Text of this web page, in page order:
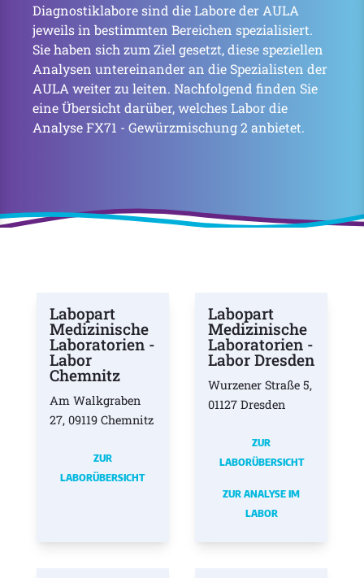
Diagnostiklabore sind die Labore der AULA
jeweils in bestimmten Bereichen spezialisiert.
Sie haben sich zum Ziel gesetzt, diese speziellen
Analysen untereinander an die Spezialisten der
AULA weiter zu leiten. Nachfolgend finden Sie
eine Übersicht darüber, welches Labor die
Analyse FX71 - Gewürzmischung 2 anbietet.
Labopart
Medizinische
Laboratorien -
Labor
Chemnitz
Am Walkgraben
27, 09119 Chemnitz
ZUR
LABORÜBERSICHT
Labopart
Medizinische
Laboratorien -
Labor Dresden
Wurzener Straße 5,
01127 Dresden
ZUR
LABORÜBERSICHT
ZUR ANALYSE IM
LABOR